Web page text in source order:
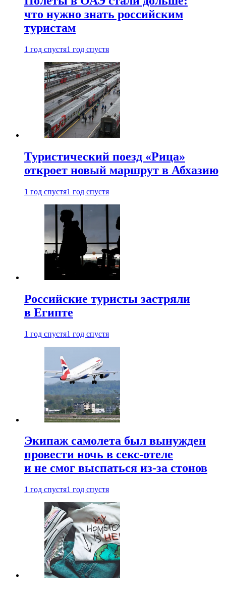
что нужно знать российским
туристам
1 год спустя1 год спустя
Туристический поезд «Рица»
откроет новый маршрут в Абхазию
1 год спустя1 год спустя
Российские туристы застряли
в Египте
1 год спустя1 год спустя
Экипаж самолета был вынужден
провести ночь в секс-отеле
и не смог выспаться из-за стонов
1 год спустя1 год спустя